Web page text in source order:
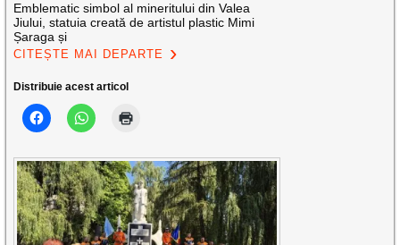
Emblematic simbol al mineritului din Valea
Jiului, statuia creată de artistul plastic Mimi
Șaraga și
CITEȘTE MAI DEPARTE
Distribuie acest articol